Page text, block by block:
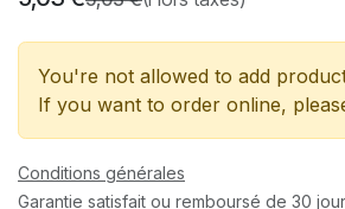
You're not allowed to add
If you want to order online,
Conditions générales
Garantie satisfait ou remboursé de 30